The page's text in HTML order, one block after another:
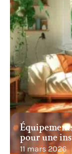
pour une
11 mars 2026